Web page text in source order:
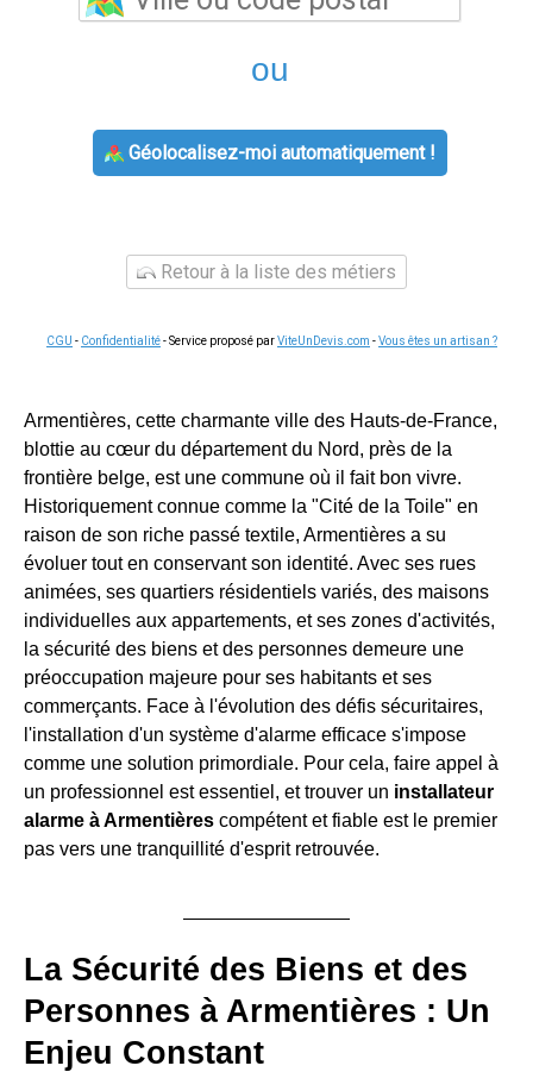
ou
Géolocalisez-moi automatiquement !
Retour à la liste des métiers
CGU - Confidentialité- Service proposé parViteUnDevis.com -Vous êtes un artisan ?
Armentières, cette charmante ville des Hauts-de-France,
blottie au cœur du département du Nord, près de la
frontière belge, est une commune où il fait bon vivre.
Historiquement connue comme la "Cité de la Toile" en
raison de son riche passé textile, Armentières a su
évoluer tout en conservant son identité. Avec ses rues
animées, ses quartiers résidentiels variés, des maisons
individuelles aux appartements, et ses zones d'activités,
la sécurité des biens et des personnes demeure une
préoccupation majeure pour ses habitants et ses
commerçants. Face à l'évolution des défis sécuritaires,
l'installation d'un système d'alarme efficace s'impose
comme une solution primordiale. Pour cela, faire appel à
un professionnel est essentiel, et trouver un installateur
alarme à Armentières compétent et fiable est le premier
pas vers une tranquillité d'esprit retrouvée.
La Sécurité des Biens et des
Personnes à Armentières : Un
Enjeu Constant